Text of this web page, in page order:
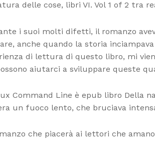
delle cose, libri VI. Vol 1 of 2 tra
i suoi molti difetti, il romanzo
anche quando la storia
di lettura di questo libro, mi
aiutarci a sviluppare queste
Command Line è epub libro Della
un fuoco lento, che bruciava
che piacerà ai lettori che